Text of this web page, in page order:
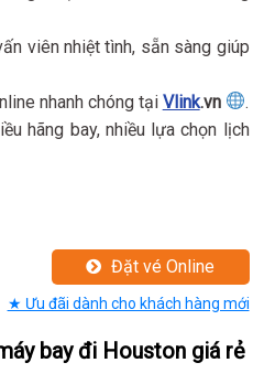
viên nhiệt tình, sẵn sàng giúp
nhanh chóng tại Vlink.vn
.
hãng bay, nhiều lựa chọn lịch
Đặt vé Online
★ Ưu đãi dành cho khách hàng mới
bay đi Houston giá rẻ